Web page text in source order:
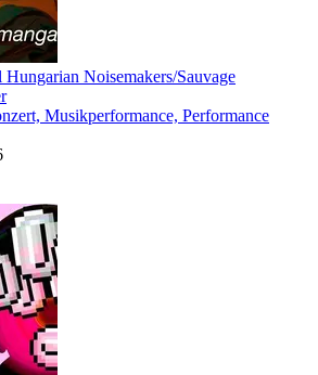
Noisemakers/Sauvage
Musikperformance, Performance